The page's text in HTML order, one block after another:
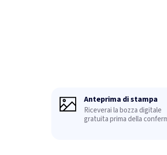
Anteprima di stampa
Riceverai la bozza digitale
gratuita prima della